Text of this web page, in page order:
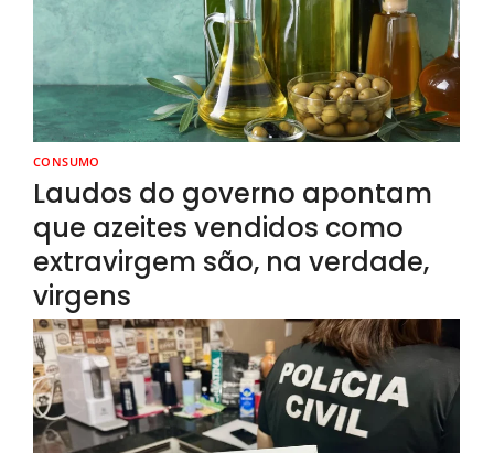
CONSUMO
Laudos do governo apontam
que azeites vendidos como
extravirgem são, na verdade,
virgens